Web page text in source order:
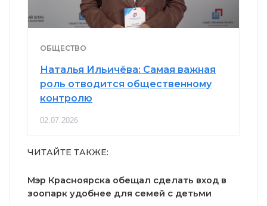
ОБЩЕСТВО
Наталья Ильичёва: Самая важная
роль отводится общественному
контролю
02.07.2026
ЧИТАЙТЕ ТАКЖЕ:
Мэр Красноярска обещал сделать вход в
зоопарк удобнее для семей с детьми